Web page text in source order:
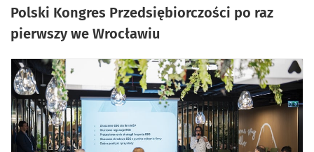
Polski Kongres Przedsiębiorczości po raz
pierwszy we Wrocławiu